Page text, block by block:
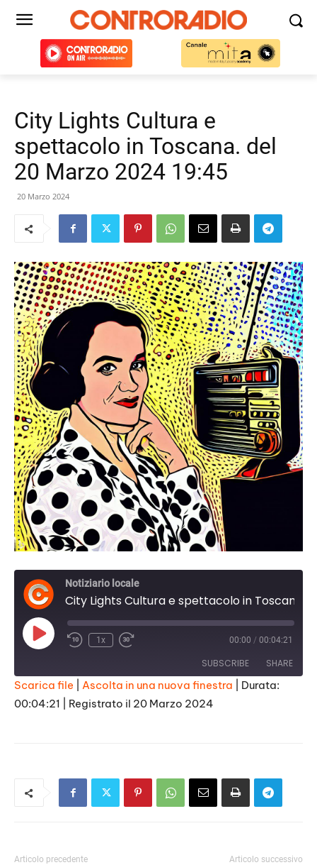
City Lights Cultura e
spettacolo in Toscana. del
20 Marzo 2024 19:45
20 Marzo 2024
Notiziario locale
Play
Episode
1x 00:00 / 00:04:21
SUBSCRIBE SHARE
SHARE
Scarica file Ascolta in una nuova finestra
Durata:
00:04:21
Registrato il 20 Marzo 2024
Articolo precedente Articolo successivo